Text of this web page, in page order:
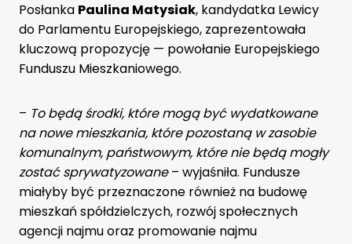
Posłanka Paulina Matysiak, kandydatka Lewicy
do Parlamentu Europejskiego, zaprezentowała
kluczową propozycję — powołanie Europejskiego
Funduszu Mieszkaniowego.
– To będą środki, które mogą być wydatkowane
na nowe mieszkania, które pozostaną w zasobie
komunalnym, państwowym, które nie będą mogły
zostać sprywatyzowane– wyjaśniła. Fundusze
miałyby być przeznaczone również na budowę
mieszkań spółdzielczych, rozwój społecznych
agencji najmu oraz promowanie najmu